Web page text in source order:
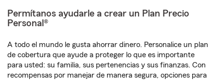
Permítanos ayudarle a crear un Plan Precio
Personal®
A todo el mundo le gusta ahorrar dinero. Personalice un plan
de cobertura que ayude a proteger lo que es importante
para usted: su familia, sus pertenencias y sus finanzas. Con
recompensas por manejar de manera segura, opciones para